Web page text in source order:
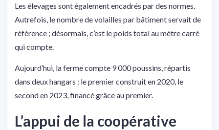
Les élevages sont également encadrés par des normes.
Autrefois, le nombre de volailles par bâtiment servait de
référence ; désormais, c’est le poids total au mètre carré
qui compte.
Aujourd’hui, la ferme compte 9 000 poussins, répartis
dans deux hangars : le premier construit en 2020, le
second en 2023, financé grâce au premier.
L’appui de la coopérative